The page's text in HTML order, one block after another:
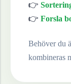
👉
👉 Forsla
Behöver du
kombineras